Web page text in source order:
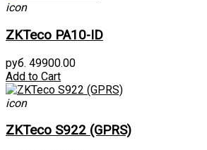
icon
ZKTeco PA10-ID
руб. 49900.00
Add to Cart
icon
ZKTeco S922 (GPRS)